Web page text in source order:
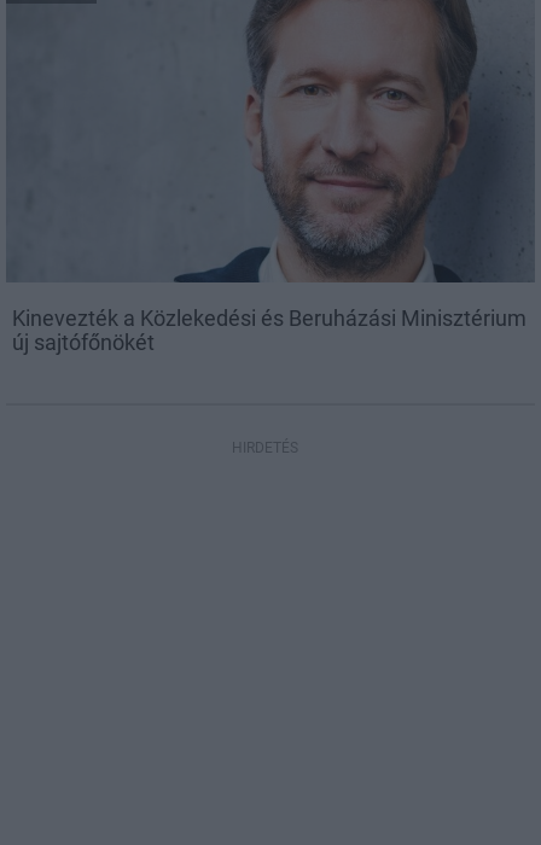
Kinevezték a Közlekedési és Beruházási Minisztérium
új sajtófőnökét
HIRDETÉS